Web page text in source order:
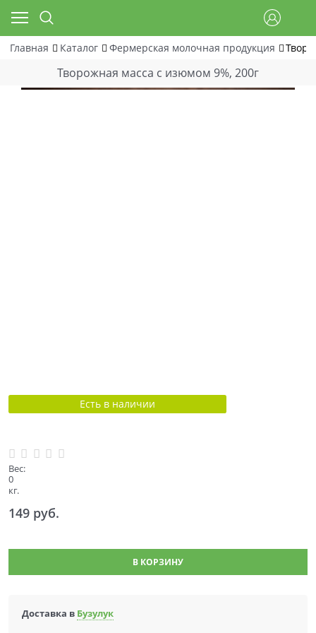
Главная Каталог Фермерская молочная продукция
Творожная масса с изюмом 9%, 200г
Есть в наличии
Вес:
0
кг.
149 руб.
В КОРЗИНУ
Доставка в Бузулук